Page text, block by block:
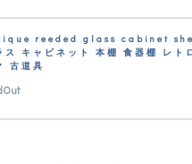
reeded glass cabinet
ス キャビネット 本棚 食器棚 レト
古道具